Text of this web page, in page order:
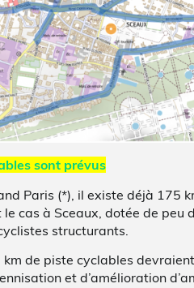
sont prévus
Paris (*), il existe déjà 175
cas à Sceaux, dotée de peu
structurants.
km de piste cyclables
et d’amélioration